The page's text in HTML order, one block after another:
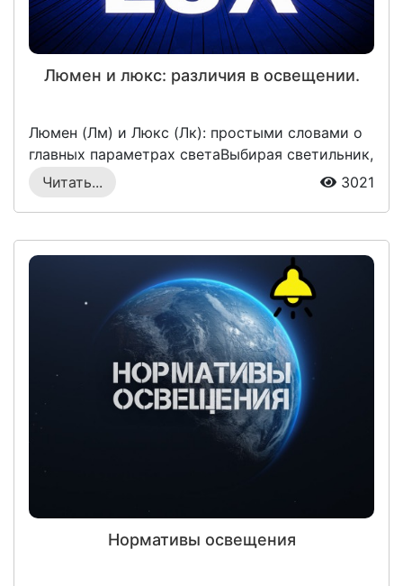
Люмен и люкс: различия в освещении.
Люмен (Лм) и Люкс (Лк): простыми словами о
главных параметрах светаВыбирая светильник,
в...Читать... 3021
Нормативы освещения